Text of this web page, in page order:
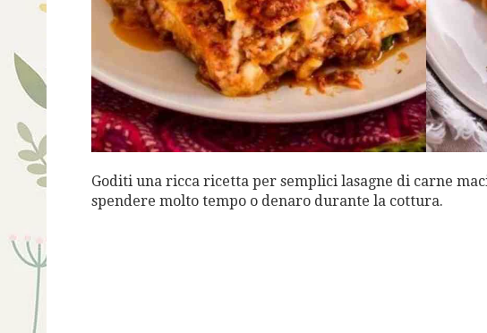
Goditi una ricca ricetta per semplici lasagne di carne
spendere molto tempo o denaro durante la cottura.